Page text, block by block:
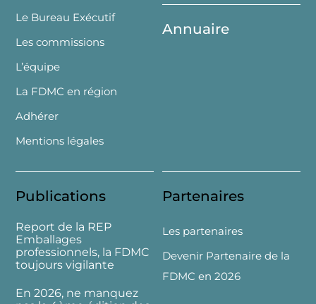
Le Bureau Exécutif
Les commissions
L’équipe
La FDMC en région
Adhérer
Mentions légales
Annuaire
Publications
Report de la REP
Emballages
professionnels, la FDMC
toujours vigilante
En 2026, ne manquez
Partenaires
Les partenaires
Devenir Partenaire de la
FDMC en 2026